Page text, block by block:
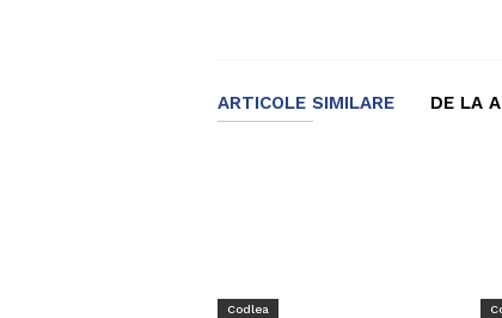
ARTICOLE SIMILARE DE LA
Codlea